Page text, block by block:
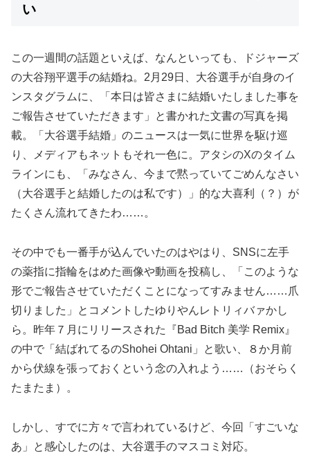
い
この一週間の話題といえば、なんといっても、ドジャーズ
の大谷翔平選手の結婚ね。2月29日、大谷選手が自身のイ
ンスタグラムに、「本日は皆さまに結婚いたしました事を
ご報告させていただきます」と書かれた文書の写真を掲
載。「大谷選手結婚」のニュースは一気に世界を駆け巡
り、メディアもネットもそれ一色に。アタシのXのタイム
ラインにも、「みなさん、今まで黙っていてごめんなさい
（大谷選手と結婚したのは私です）」的な大喜利（？）が
たくさん流れてきたわ……。
その中でも一番手が込んでいたのはやはり、SNSに左手
の薬指に指輪をはめた画像や動画を投稿し、「このような
形でご報告させていただくことになってすみません……爪
切りました」とコメントしたゆりやんレトリィバァかし
ら。昨年７月にリリースされた『Bad Bitch 美学 Remix』
の中で「結ばれてるのShohei Ohtani」と歌い、８か月前
から伏線を張っておくという念の入れよう……（おそらく
たまたま）。
しかし、すでに方々で言われているけど、今回「すごいな
あ」と感心したのは、大谷選手のマスコミ対応。